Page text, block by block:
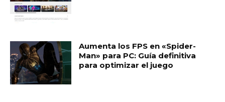
Aumenta los FPS en «Spider-
Man» para PC: Guía definitiva
para optimizar el juego